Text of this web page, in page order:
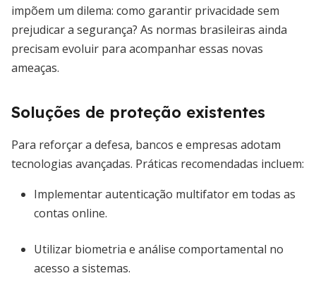
impõem um dilema: como garantir privacidade sem
prejudicar a segurança? As normas brasileiras ainda
precisam evoluir para acompanhar essas novas
ameaças.
Soluções de proteção existentes
Para reforçar a defesa, bancos e empresas adotam
tecnologias avançadas. Práticas recomendadas incluem:
Implementar autenticação multifator em todas as
contas online.
Utilizar biometria e análise comportamental no
acesso a sistemas.